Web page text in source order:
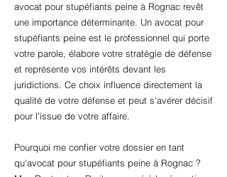
avocat pour stupéfiants peine à Rognac revêt
une importance déterminante. Un avocat pour
stupéfiants peine est le professionnel qui porte
votre parole, élabore votre stratégie de défense
et représente vos intérêts devant les
juridictions. Ce choix influence directement la
qualité de votre défense et peut s'avérer décisif
pour l'issue de votre affaire.
Pourquoi me confier votre dossier en tant
qu'avocat pour stupéfiants peine à Rognac ?